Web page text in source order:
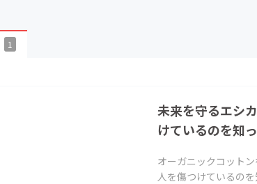
チャレンジ
CAMPFIRE
machi-ya コミ
1
未来を守るエシ
けているのを知
オーガニックコット
人を傷つけているの